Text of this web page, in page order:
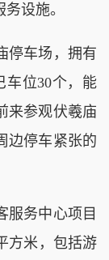
设施。
车场，拥有
车位30个，能
来参观伏羲庙
边停车紧张的
务中心项目
方米，包括游